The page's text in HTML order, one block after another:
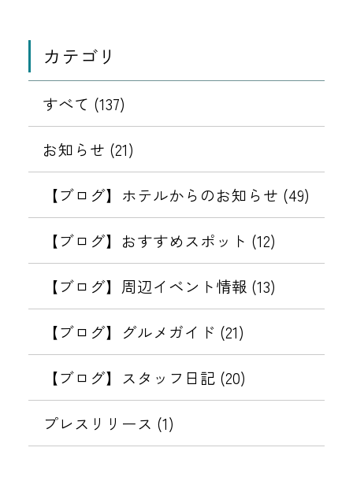
カテゴリ
すべて (137)
お知らせ (21)
【ブログ】ホテルからのお知らせ (49)
【ブログ】おすすめスポット (12)
【ブログ】周辺イベント情報 (13)
【ブログ】グルメガイド (21)
【ブログ】スタッフ日記 (20)
プレスリリース (1)